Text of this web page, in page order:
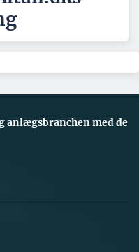
anlægsbranchen med de